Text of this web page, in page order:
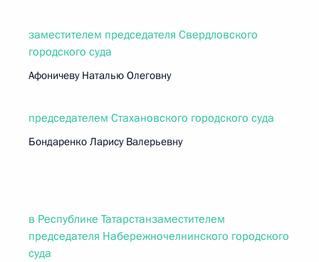
заместителем председателя Свердловского
городского суда
Афоничеву Наталью Олеговну
председателем Стахановского городского суда
Бондаренко Ларису Валерьевну
в Республике Татарстанзаместителем
председателя Набережночелнинского городского
суда